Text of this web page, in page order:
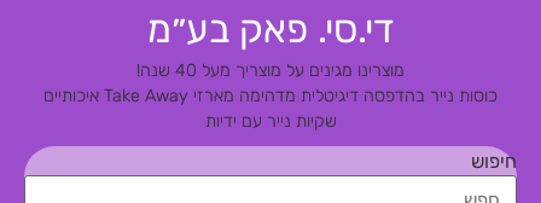
די.סי. פאק בע״מ
מוצרינו מגינים על מוצריך מעל 40 שנה!
כוסות נייר בהדפסה דיגיטלית מדהימהמארזי Take Away איכותיים
שקיות נייר עם ידיות
חיפוש